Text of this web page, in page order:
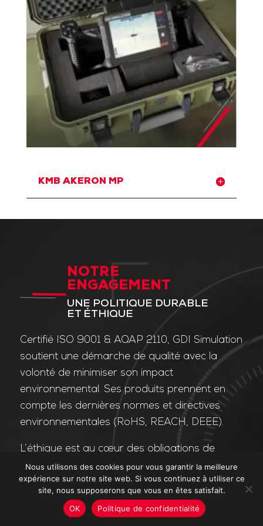
KMB AKERON MP
NOTRE
ENGAGEMENT
UNE POLITIQUE DURABLE
ET ÉTHIQUE
Certifié ISO 9001 & AQAP 2110, GDI Simulation
soutient une démarche de qualité avec la
volonté de minimiser son impact
environnemental. Ses produits prennent en
compte les dernières normes et directives
environnementales (RoHS, REACH, DEEE).
L’éthique est au cœur des obligations de
l’entreprise et de ses valeurs. Nos affaires
sont conduites dans le strict respect des
différentes lois applicables dans le domaine
de la lutte contre la corruption et le trafic
Nous utilisons des cookies pour vous garantir la meilleure
expérience sur notre site web. Si vous continuez à utiliser ce
site, nous supposerons que vous en êtes satisfait.
OK
Politique de confidentialité